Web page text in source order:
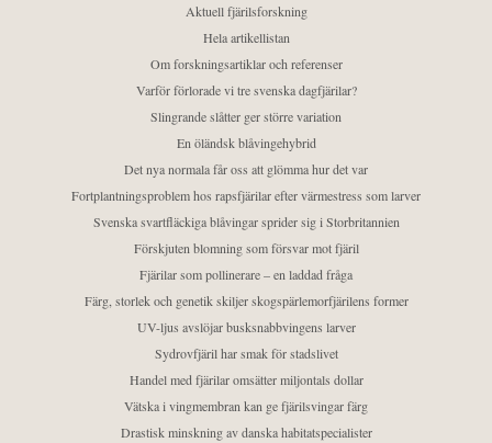
Aktuell fjärilsforskning
Hela artikellistan
Om forskningsartiklar och referenser
Varför förlorade vi tre svenska dagfjärilar?
Slingrande slåtter ger större variation
En öländsk blåvingehybrid
Det nya normala får oss att glömma hur det var
Fortplantningsproblem hos rapsfjärilar efter värmestress som larver
Svenska svartfläckiga blåvingar sprider sig i Storbritannien
Förskjuten blomning som försvar mot fjäril
Fjärilar som pollinerare – en laddad fråga
Färg, storlek och genetik skiljer skogspärlemorfjärilens former
UV-ljus avslöjar busksnabbvingens larver
Sydrovfjäril har smak för stadslivet
Handel med fjärilar omsätter miljontals dollar
Vätska i vingmembran kan ge fjärilsvingar färg
Drastisk minskning av danska habitatspecialister